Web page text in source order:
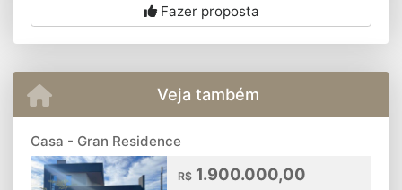
Fazer proposta
Veja também
Casa - Gran Residence
R$ 1.900.000,00